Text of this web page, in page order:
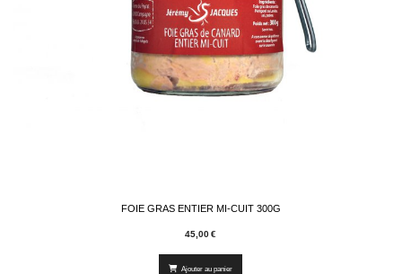
FOIE GRAS ENTIER MI-CUIT 300G
45,00€
Ajouter au panier